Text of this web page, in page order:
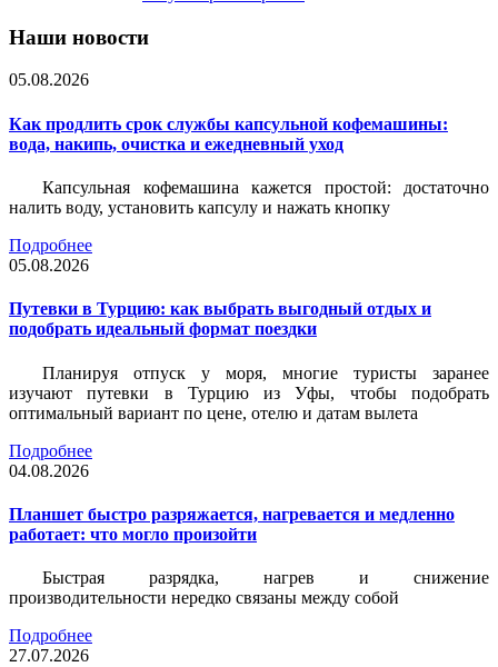
Наши новости
05.08.2026
Как продлить срок службы капсульной кофемашины:
вода, накипь, очистка и ежедневный уход
Капсульная кофемашина кажется простой: достаточно
налить воду, установить капсулу и нажать кнопку
Подробнее
05.08.2026
Путевки в Турцию: как выбрать выгодный отдых и
подобрать идеальный формат поездки
Планируя отпуск у моря, многие туристы заранее
изучают путевки в Турцию из Уфы, чтобы подобрать
оптимальный вариант по цене, отелю и датам вылета
Подробнее
04.08.2026
Планшет быстро разряжается, нагревается и медленно
работает: что могло произойти
Быстрая разрядка, нагрев и снижение
производительности нередко связаны между собой
Подробнее
27.07.2026